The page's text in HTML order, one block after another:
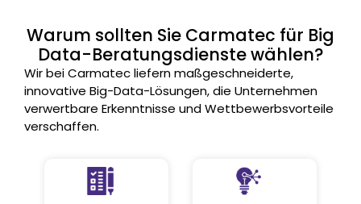
Warum sollten Sie Carmatec für Big
Data-Beratungsdienste wählen?
Wir bei Carmatec liefern maßgeschneiderte,
innovative Big-Data-Lösungen, die Unternehmen
verwertbare Erkenntnisse und Wettbewerbsvorteile
verschaffen.